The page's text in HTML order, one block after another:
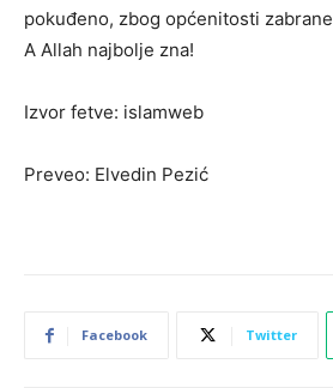
pokuđeno, zbog općenitosti zabrane
A Allah najbolje zna!
Izvor fetve: islamweb
Preveo: Elvedin Pezić
Facebook Twitter